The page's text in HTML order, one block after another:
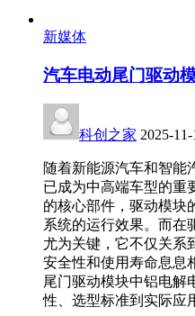
新媒体
汽车电动尾门驱动
科创之家 2025-11-
随着新能源汽车和智能
已成为中高端车型的重
的核心部件，驱动模块
系统的运行效果。而在
尤为关键，它不仅关系
安全性和使用寿命息息
尾门驱动模块中铝电解
性、选型标准到实际应